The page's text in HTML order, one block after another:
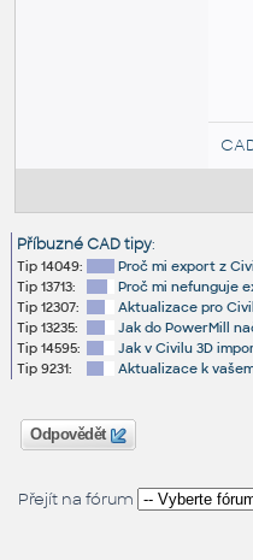
Příbuzné CAD tipy:
Tip 14049:
Proč mi export z
Tip 13713:
Proč mi nefunguje
Tip 12307:
Aktualizace pro
Tip 13235:
Jak do PowerMill
Tip 14595:
Jak v Civilu 3D
Tip 9231:
Aktualizace k
Odpovědět
Přejít na fórum